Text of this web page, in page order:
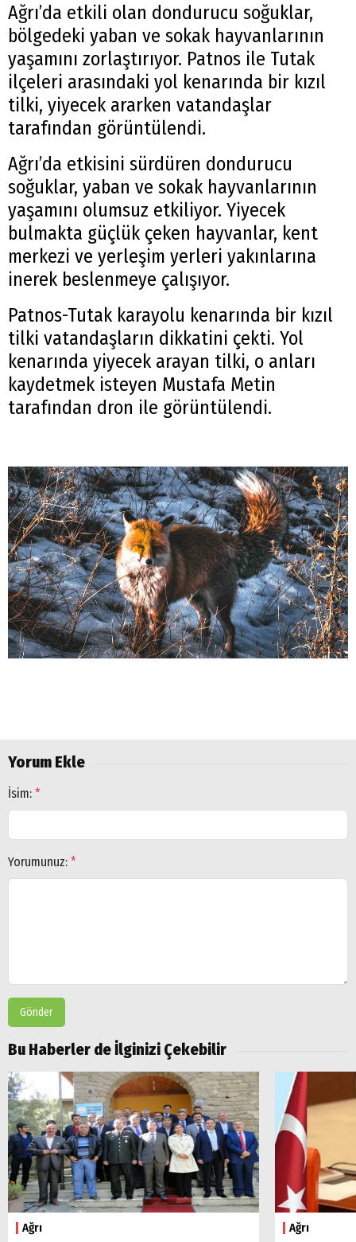
Ağrı’da etkili olan dondurucu soğuklar,
bölgedeki yaban ve sokak hayvanlarının
yaşamını zorlaştırıyor. Patnos ile Tutak
ilçeleri arasındaki yol kenarında bir kızıl
tilki, yiyecek ararken vatandaşlar
tarafından görüntülendi.
Ağrı’da etkisini sürdüren dondurucu
soğuklar, yaban ve sokak hayvanlarının
yaşamını olumsuz etkiliyor. Yiyecek
bulmakta güçlük çeken hayvanlar, kent
merkezi ve yerleşim yerleri yakınlarına
inerek beslenmeye çalışıyor.
Patnos-Tutak karayolu kenarında bir kızıl
tilki vatandaşların dikkatini çekti. Yol
kenarında yiyecek arayan tilki, o anları
kaydetmek isteyen Mustafa Metin
tarafından dron ile görüntülendi.
Yorum Ekle
İsim: *
Yorumunuz: *
Gönder
Bu Haberler de İlginizi Çekebilir
Ağrı Ağrı